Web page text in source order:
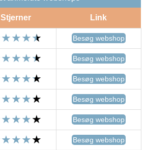
Stjerner Link
Besøg webshop
Besøg webshop
Besøg webshop
Besøg webshop
Besøg webshop
Besøg webshop